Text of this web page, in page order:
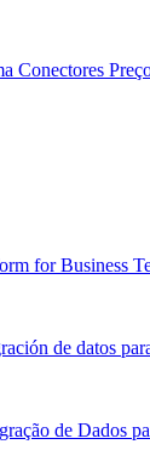
Conectores
for Business
de datos
de Dados